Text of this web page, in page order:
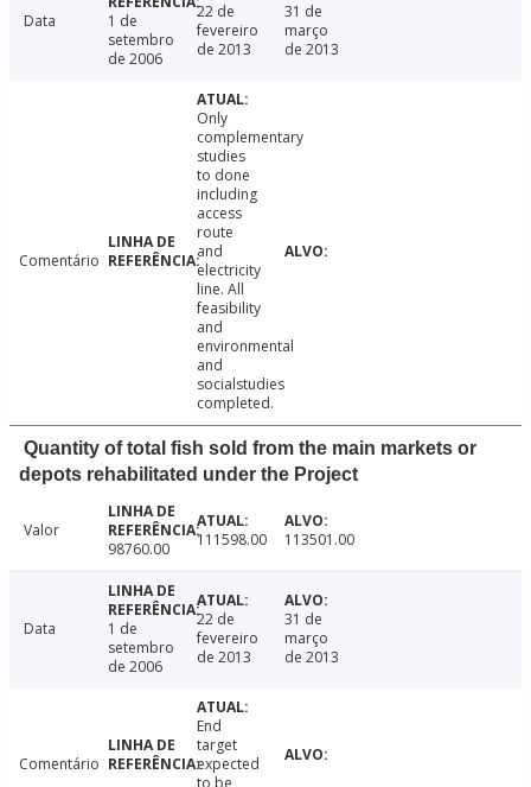
Data
1 de
setembro
de 2006
22 de
fevereiro
de 2013
31 de
março
de 2013
Comentário
Only
complementary
studies
to done
including
access
route
and
electricity
line. All
feasibility
and
environmental
and
socialstudies
completed.
Quantity of total fish sold from the main markets or
depots rehabilitated under the Project
Valor
98760.00
111598.00 113501.00
Data
1 de
setembro
de 2006
22 de
fevereiro
de 2013
31 de
março
de 2013
Comentário
End
target
expected